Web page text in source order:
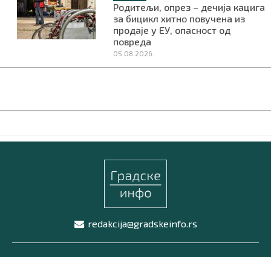
Родитељи, опрез – дечија кацига
за бицикл хитно повучена из
продаје у ЕУ, опасност од
повреда
05.08.2026.
redakcija@gradskeinfo.rs